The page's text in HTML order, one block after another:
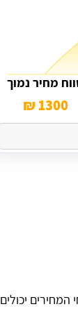
מחיר נמוך
1300 ₪
יכולים